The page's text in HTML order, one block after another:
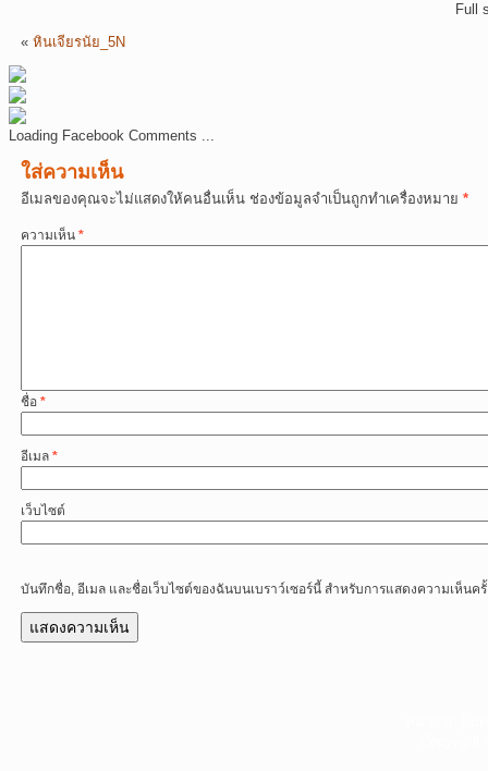
Full
« หินเจียรนัย_5N
Loading Facebook Comments ...
ใส่ความเห็น
อีเมลของคุณจะไม่แสดงให้คนอื่นเห็น ช่องข้อมูลจำเป็นถูกทำเครื่องหมาย *
ความเห็น *
ชื่อ *
อีเมล *
เว็บไซต์
บันทึกชื่อ, อีเมล และชื่อเว็บไซต์ของฉันบนเบราว์เซอร์นี้ สำหรับการแสดงความเห็นค